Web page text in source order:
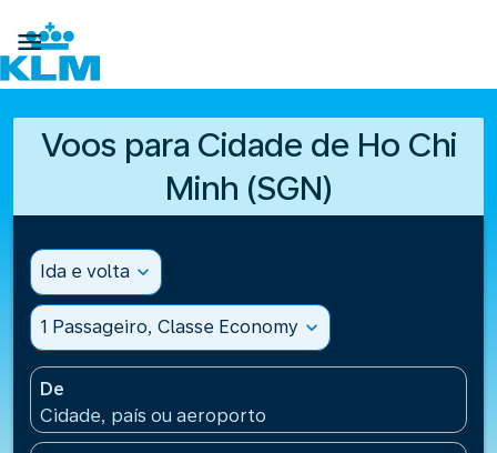

Voos para Cidade de Ho Chi
Minh (SGN)
Ida e volta expand_more
1 Passageiro, Classe Economy expand_more
De
Cidade, país ou aeroporto